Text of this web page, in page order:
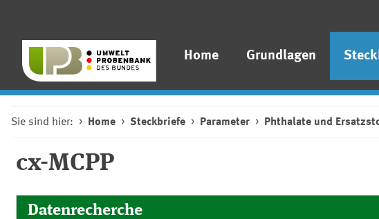
Home Grundlagen
Sie sind hier: Home Steckbriefe Parameter Phthalate und
cx-MCPP
Datenrecherche